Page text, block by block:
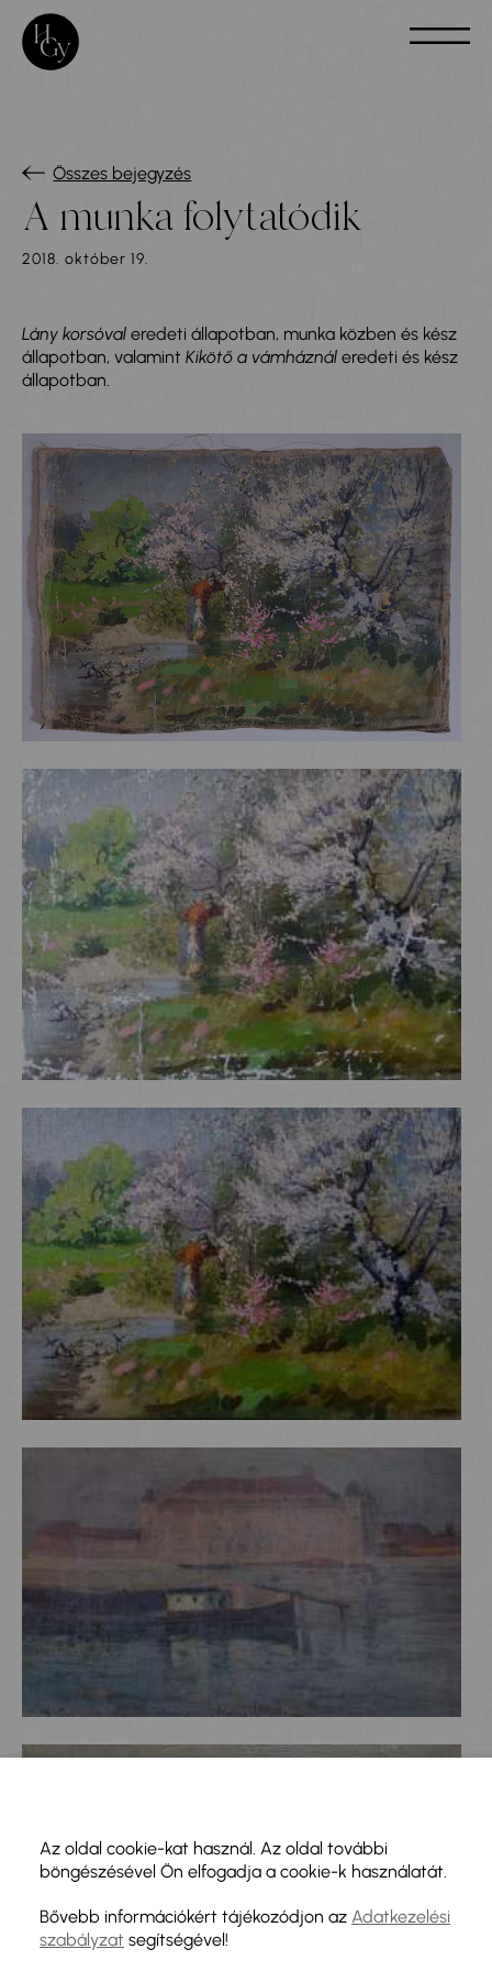
Összes bejegyzés
A munka folytatódik
2018. október 19.
Lány korsóval eredeti állapotban, munka közben és kész
állapotban, valamint Kikötő a vámháznál eredeti és kész
állapotban.
Az oldal cookie-kat használ. Az oldal további
böngészésével Ön elfogadja a cookie-k használatát.
Bővebb információkért tájékozódjon az Adatkezelési
szabályzat segítségével!